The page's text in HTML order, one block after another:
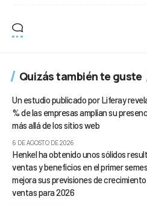
Quizás también te guste
Un estudio publicado por Liferay
% de las empresas amplían su
más allá de los sitios web
6 DE AGOSTO DE 2026
Henkel ha obtenido unos sólidos
ventas y beneficios en el primer
mejora sus previsiones de
ventas para 2026